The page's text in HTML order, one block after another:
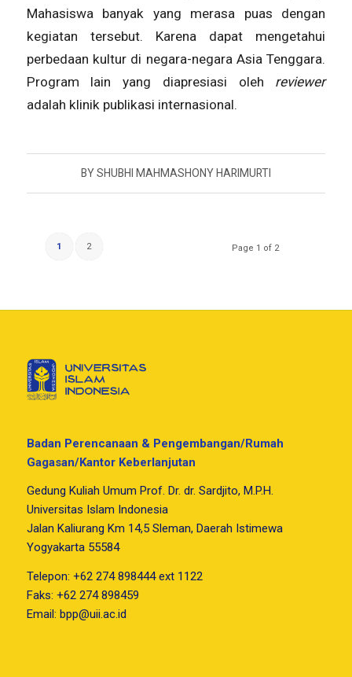
Mahasiswa banyak yang merasa puas dengan
kegiatan tersebut. Karena dapat mengetahui
perbedaan kultur di negara-negara Asia Tenggara.
Program lain yang diapresiasi oleh reviewer
adalah klinik publikasi internasional.
BYSHUBHI MAHMASHONY HARIMURTI
Page 1 of 2
1 2
Badan Perencanaan & Pengembangan/Rumah
Gagasan/Kantor Keberlanjutan
Gedung Kuliah Umum Prof. Dr. dr. Sardjito, M.P.H.
Universitas Islam Indonesia
Jalan Kaliurang Km 14,5 Sleman, Daerah Istimewa
Yogyakarta 55584
Telepon: +62 274 898444 ext 1122
Faks: +62 274 898459
Email: bpp@uii.ac.id